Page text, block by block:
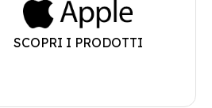
SCOPRI I PRODOTTI